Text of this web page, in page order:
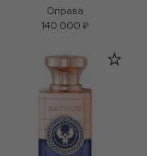
Оправа
140 000 ₽